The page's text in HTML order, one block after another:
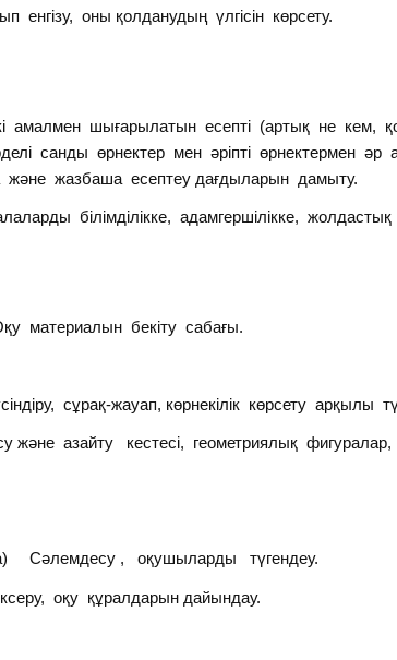
енгізу, оны қолданудың үлгісін көрсету.
шығарылатын есепті (артық не кем,
санды өрнектер мен әріпті өрнектермен әр
жазбаша есептеу дағдыларын дамыту.
адамгершілікке, жолдастық
бекіту сабағы.
сұрақ-жауап, көрнекілік көрсету арқылы
азайту кестесі, геометриялық фигуралар,
Сәлемдесу , оқушыларды түгендеу.
оқу құралдарын дайындау.